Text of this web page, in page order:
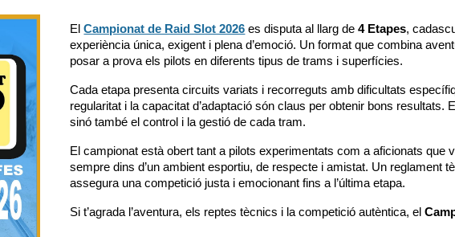
ElCampionat de Raid Slot 2026 es disputa al llarg de4 Etapes,
experiència única, exigent i plena d’emoció. Un format que combina
posar a prova els pilots en diferents tipus de trams i superfícies.
Cada etapa presenta circuits variats i recorreguts amb dificultats
regularitat i la capacitat d’adaptació són claus per obtenir bons resultats.
sinó també el control i la gestió de cada tram.
El campionat està obert tant a pilots experimentats com a aficionats que
sempre dins d’un ambient esportiu, de respecte i amistat. Un reglament
assegura una competició justa i emocionant fins a l’última etapa.
Si t’agrada l’aventura, els reptes tècnics i la competició autèntica, el